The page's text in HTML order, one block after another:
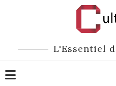
L'Essentiel